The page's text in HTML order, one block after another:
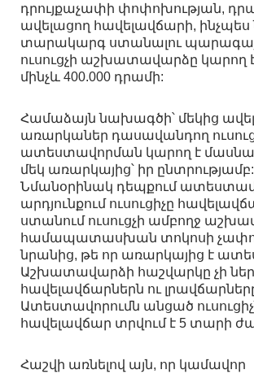
դրույքաչափի փոփոխության,
ավելացող հավելավճարի,
տարակարգ ստանալու
ուսուցչի աշխատավարձը կարող
մինչև 400.000 դրամի:
Համաձայն նախագծի՝ մեկից
առարկաներ դասավանդող
ատեստավորման կարող է
մեկ առարկայից՝ իր ընտրությամբ:
Նմանօրինակ դեպքում
արդյունքում ուսուցիչը
ստանում ուսուցչի ամբողջ
համապատասխան տոկոսի
նրանից, թե որ առարկայից է
Աշխատավարձի հաշվարկը չի
հավելավճարներն ու
Ատեստավորումն անցած
հավելավճար տրվում է 5 տարի
Հաշվի առնելով այն, որ կամավոր